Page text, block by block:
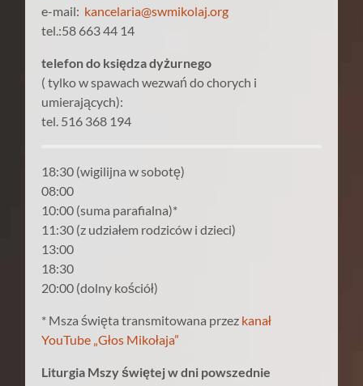
e-mail: kancelaria@swmikolaj.org
tel.:58 663 44 14
telefon do księdza dyżurnego
( tylko w spawach wezwań do chorych i
umierających):
tel. 516 368 194
18:30 (wigilijna w sobotę)
08:00
10:00 (suma parafialna)*
11:30 (z udziałem rodziców i dzieci)
13:00
18:30
20:00 (dolny kościół)
* Msza święta transmitowana przez kanał
YouTube „Głos Mikołaja”
Liturgia Mszy świętej w dni powszednie